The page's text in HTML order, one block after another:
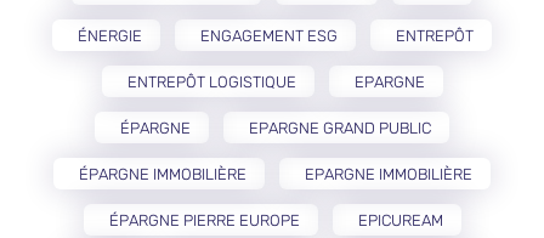
ÉNERGIE ENGAGEMENT ESG ENTREPÔT
ENTREPÔT LOGISTIQUE EPARGNE
ÉPARGNE EPARGNE GRAND PUBLIC
ÉPARGNE IMMOBILIÈRE EPARGNE IMMOBILIÈRE
ÉPARGNE PIERRE EUROPE EPICUREAM